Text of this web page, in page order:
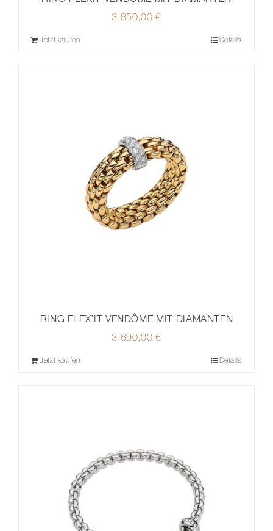
3.850,00€
Jetzt kaufen Details
RING FLEX’IT VENDÔME MIT DIAMANTEN
3.690,00€
Jetzt kaufen Details